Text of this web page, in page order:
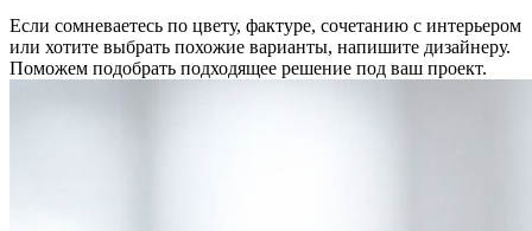
Если сомневаетесь по цвету, фактуре, сочетанию с интерьером
или хотите выбрать похожие варианты, напишите дизайнеру.
Поможем подобрать подходящее решение под ваш проект.